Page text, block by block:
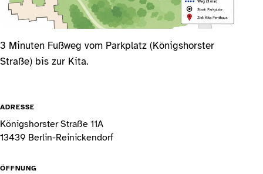
3 Minuten Fußweg vom Parkplatz (Königshorster
Straße) bis zur Kita.
ADRESSE
Königshorster Straße 11A
13439 Berlin-Reinickendorf
ÖFFNUNG